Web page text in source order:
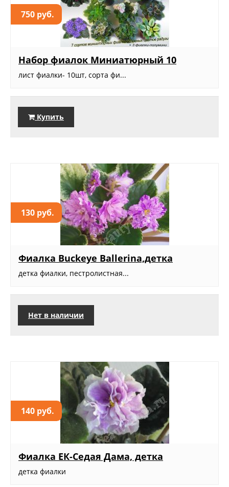
750 руб.
Набор фиалок Миниатюрный 10
лист фиалки- 10шт, сорта фи...
Купить
130 руб.
Фиалка Buckeye Ballerina,детка
детка фиалки, пестролистная...
Нет в наличии
140 руб.
Фиалка ЕК-Седая Дама, детка
детка фиалки